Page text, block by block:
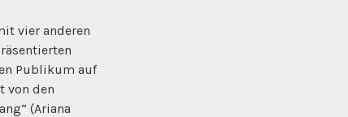
vier anderen
Publikum auf
von den
(Ariana